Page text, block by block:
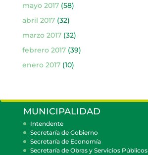
mayo 2017(58)
abril 2017(32)
marzo 2017(32)
febrero 2017(39)
enero 2017(10)
MUNICIPALIDAD
Intendente
Secretaría de Gobierno
Secretaría de Economía
Secretaría de Obras y Servicios Públicos